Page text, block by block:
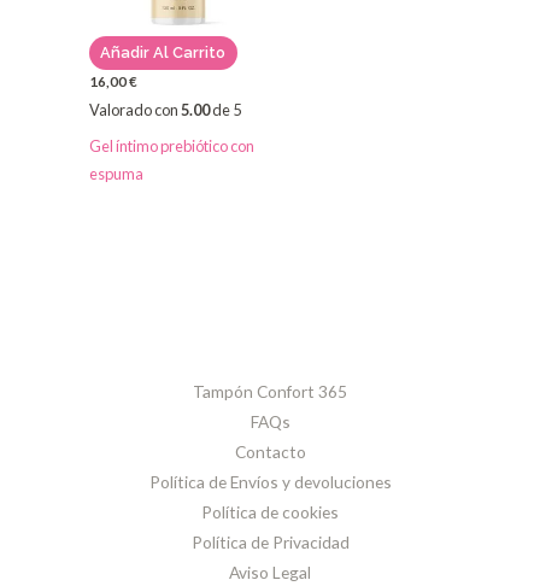
Añadir Al Carrito
16,00€
Valorado con5.00de 5
Gel íntimo prebiótico con
espuma
Tampón Confort 365
FAQs
Contacto
Política de Envíos y devoluciones
Política de cookies
Política de Privacidad
Aviso Legal